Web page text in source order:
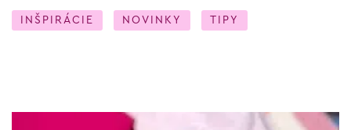
INŠPIRÁCIE NOVINKY TIPY